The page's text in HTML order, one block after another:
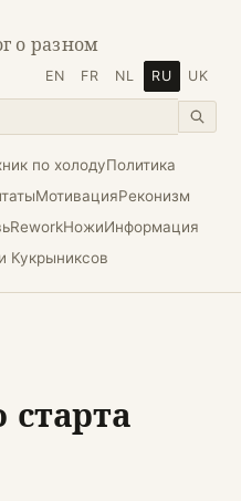
о разном
EN FR NL RU UK
по холодуПолитика
МотивацияРеконизм
ReworkНожиИнформация
Кукрыниксов
старта